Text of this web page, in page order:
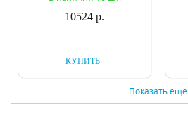
10524 р.
КУПИТЬ
Показать еще